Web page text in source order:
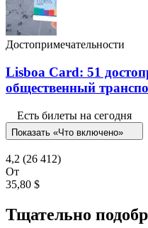
Достопримечательности
Lisboa Card: 51
общественный
Есть билеты на сегодня
Показать «Что включено»
4,2 (26 412)
От
35,80 $
Тщательно